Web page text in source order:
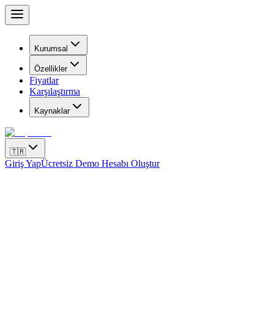
Kurumsal
Özellikler
Fiyatlar
Karşılaştırma
Kaynaklar
🇹🇷
Giriş YapÜcretsiz Demo Hesabı Oluştur